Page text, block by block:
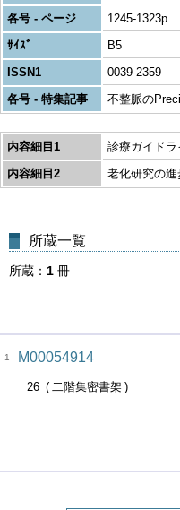
各号 - ページ
1245-1323p
ｻｲｽﾞ
B5
ISSN1
0039-2359
各号 - 特集記事
不整脈の
内容細目1
診療ガイド
内容細目2
老化研究の進
所蔵一覧
所蔵 1 冊
1 M00054914
26 二階集密書架